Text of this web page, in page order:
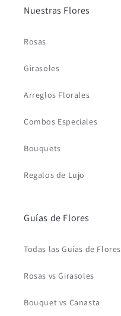
Nuestras Flores
Rosas
Girasoles
Arreglos Florales
Combos Especiales
Bouquets
Regalos de Lujo
Guías de Flores
Todas las Guías de Flores
Rosas vs Girasoles
Bouquet vs Canasta